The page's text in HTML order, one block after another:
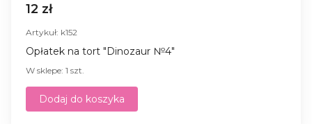
12 zł
Artykuł: k152
Opłatek na tort "Dinozaur №4"
W sklepe: 1 szt.
Dodaj do koszyka